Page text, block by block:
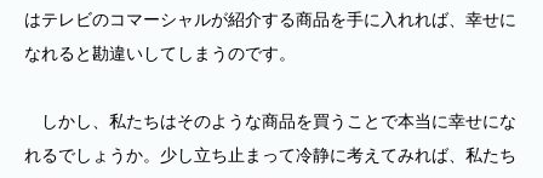
はテレビのコマーシャルが紹介する商品を手に入れれば、幸せに
なれると勘違いしてしまうのです。
しかし、私たちはそのような商品を買うことで本当に幸せにな
れるでしょうか。少し立ち止まって冷静に考えてみれば、私たち